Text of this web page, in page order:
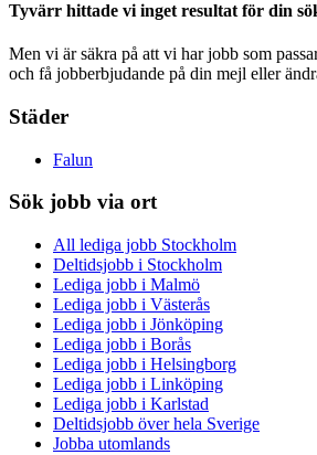
Tyvärr hittade vi inget resultat för din
Men vi är säkra på att vi har jobb som
och få jobberbjudande på din mejl eller
Städer
Falun
Sök jobb via ort
All lediga jobb Stockholm
Deltidsjobb i Stockholm
Lediga jobb i Malmö
Lediga jobb i Västerås
Lediga jobb i Jönköping
Lediga jobb i Borås
Lediga jobb i Helsingborg
Lediga jobb i Linköping
Lediga jobb i Karlstad
Deltidsjobb över hela Sverige
Jobba utomlands